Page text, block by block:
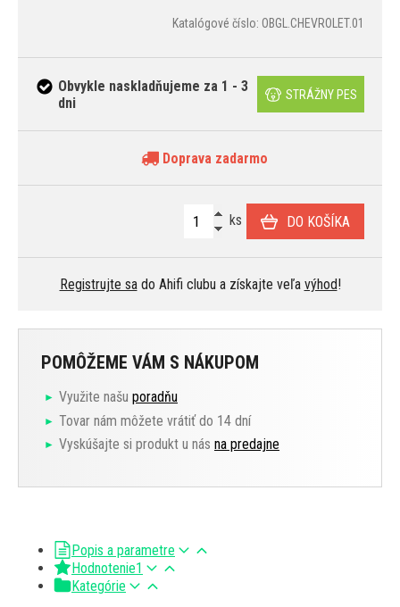
Katalógové číslo: OBGL.CHEVROLET.01
Obvykle naskladňujeme za 1 - 3
dni
STRÁŽNY PES
Doprava zadarmo
ks DO KOŠÍKA
Registrujte sado Ahifi clubu a získajte veľa výhod!
POMÔŽEME VÁM S NÁKUPOM
Využite našu poradňu
Tovar nám môžete vrátiť do 14 dní
Vyskúšajte si produkt u nás na predajne
Popis a parametre
Hodnotenie1
Kategórie